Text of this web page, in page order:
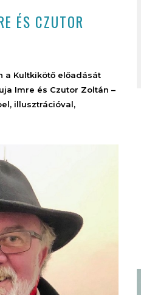
ÉS CZUTOR
a Kultkikötő előadását
Imre és Czutor Zoltán –
illusztrációval,